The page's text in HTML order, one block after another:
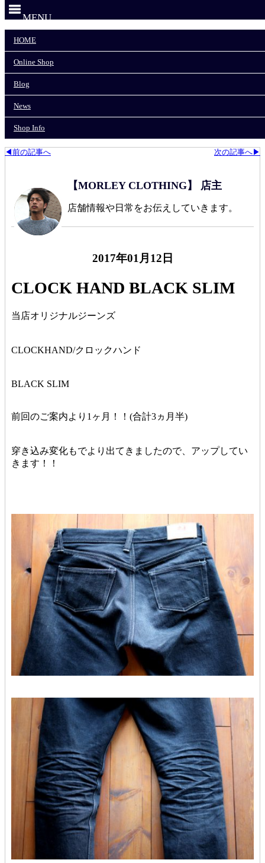
Online Shop
News
MENU
HOME
Online Shop
Blog
News
Shop Info
CLOCK HAND/クロックハンド>
次の記事へ▶
◀前の記事へ
【MORLEY CLOTHING】 店主
店舗情報や日常をお伝えしていきます。
2017年01月12日
CLOCK HAND BLACK SLIM
当店オリジナルジーンズ
CLOCKHAND/クロックハンド
BLACK SLIM
前回のご案内より1ヶ月！！(合計3ヵ月半)
穿き込み変化もでより出てきましたので、アップしてい
きます！！